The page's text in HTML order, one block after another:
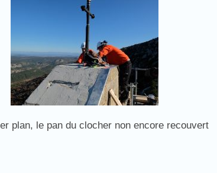
plan, le pan du clocher non encore recouvert